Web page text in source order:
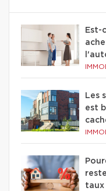
Est-
Les
est
taux